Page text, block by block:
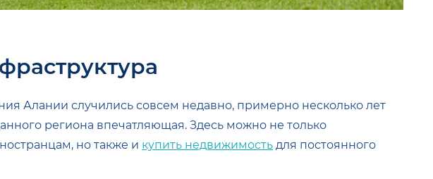
Алании случились совсем недавно, примерно несколько лет
региона впечатляющая. Здесь можно не только
но также и купить недвижимость для постоянного